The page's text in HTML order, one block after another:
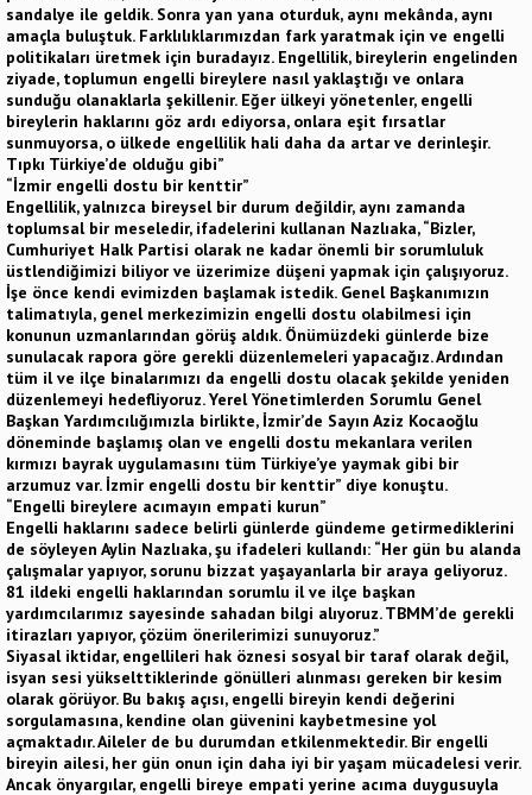
sandalye ile geldik. Sonra yan yana oturduk, aynı mekânda, aynı
amaçla buluştuk. Farklılıklarımızdan fark yaratmak için ve engelli
politikaları üretmek için buradayız. Engellilik, bireylerin engelinden
ziyade, toplumun engelli bireylere nasıl yaklaştığı ve onlara
sunduğu olanaklarla şekillenir. Eğer ülkeyi yönetenler, engelli
bireylerin haklarını göz ardı ediyorsa, onlara eşit fırsatlar
sunmuyorsa, o ülkede engellilik hali daha da artar ve derinleşir.
Tıpkı Türkiye’de olduğu gibi”
“İzmir engelli dostu bir kenttir”
Engellilik, yalnızca bireysel bir durum değildir, aynı zamanda
toplumsal bir meseledir, ifadelerini kullanan Nazlıaka, “Bizler,
Cumhuriyet Halk Partisi olarak ne kadar önemli bir sorumluluk
üstlendiğimizi biliyor ve üzerimize düşeni yapmak için çalışıyoruz.
İşe önce kendi evimizden başlamak istedik. Genel Başkanımızın
talimatıyla, genel merkezimizin engelli dostu olabilmesi için
konunun uzmanlarından görüş aldık. Önümüzdeki günlerde bize
sunulacak rapora göre gerekli düzenlemeleri yapacağız. Ardından
tüm il ve ilçe binalarımızı da engelli dostu olacak şekilde yeniden
düzenlemeyi hedefliyoruz. Yerel Yönetimlerden Sorumlu Genel
Başkan Yardımcılığımızla birlikte, İzmir’de Sayın Aziz Kocaoğlu
döneminde başlamış olan ve engelli dostu mekanlara verilen
kırmızı bayrak uygulamasını tüm Türkiye’ye yaymak gibi bir
arzumuz var. İzmir engelli dostu bir kenttir” diye konuştu.
“Engelli bireylere acımayın empati kurun”
Engelli haklarını sadece belirli günlerde gündeme getirmediklerini
de söyleyen Aylin Nazlıaka, şu ifadeleri kullandı: “Her gün bu alanda
çalışmalar yapıyor, sorunu bizzat yaşayanlarla bir araya geliyoruz.
81 ildeki engelli haklarından sorumlu il ve ilçe başkan
yardımcılarımız sayesinde sahadan bilgi alıyoruz. TBMM’de gerekli
itirazları yapıyor, çözüm önerilerimizi sunuyoruz.”
Siyasal iktidar, engellileri hak öznesi sosyal bir taraf olarak değil,
isyan sesi yükselttiklerinde gönülleri alınması gereken bir kesim
olarak görüyor. Bu bakış açısı, engelli bireyin kendi değerini
sorgulamasına, kendine olan güvenini kaybetmesine yol
açmaktadır. Aileler de bu durumdan etkilenmektedir. Bir engelli
bireyin ailesi, her gün onun için daha iyi bir yaşam mücadelesi verir.
Ancak önyargılar, engelli bireye empati yerine acıma duygusuyla